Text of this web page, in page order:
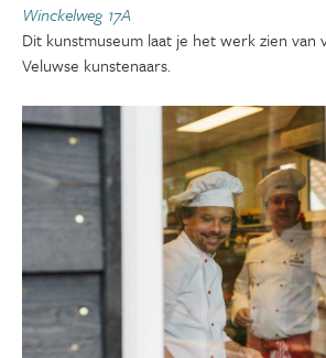
Winckelweg 17A
Dit kunstmuseum laat je het werk zien
Veluwse kunstenaars.